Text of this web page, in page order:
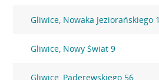
Gliwice, Nowaka Jeziorańskiego 1
Gliwice, Nowy Świat 9
Gliwice, Paderewskiego 56